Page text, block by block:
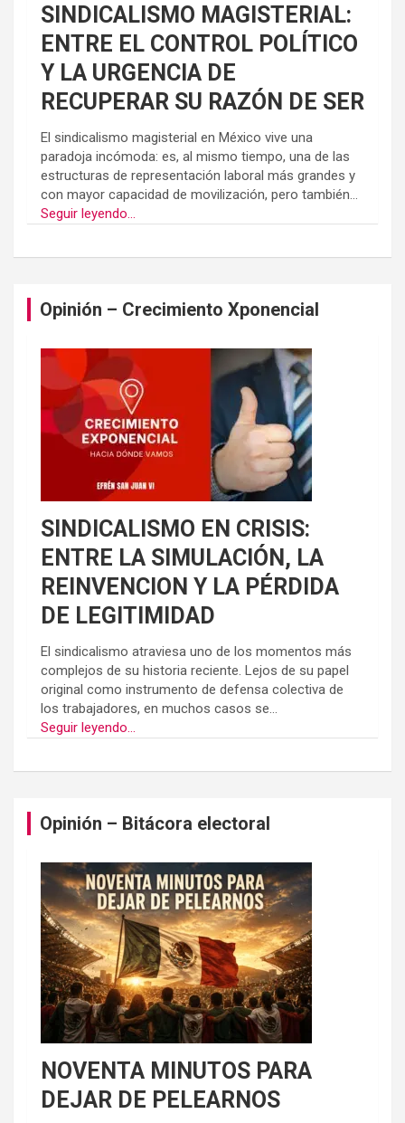
SINDICALISMO MAGISTERIAL:
ENTRE EL CONTROL POLÍTICO
Y LA URGENCIA DE
RECUPERAR SU RAZÓN DE SER
El sindicalismo magisterial en México vive una
paradoja incómoda: es, al mismo tiempo, una de las
estructuras de representación laboral más grandes y
con mayor capacidad de movilización, pero también...
Seguir leyendo...
Opinión – Crecimiento Xponencial
SINDICALISMO EN CRISIS:
ENTRE LA SIMULACIÓN, LA
REINVENCION Y LA PÉRDIDA
DE LEGITIMIDAD
El sindicalismo atraviesa uno de los momentos más
complejos de su historia reciente. Lejos de su papel
original como instrumento de defensa colectiva de
los trabajadores, en muchos casos se...
Seguir leyendo...
Opinión – Bitácora electoral
NOVENTA MINUTOS PARA
DEJAR DE PELEARNOS